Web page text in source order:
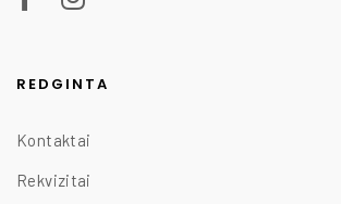
REDGINTA
Kontaktai
Rekvizitai